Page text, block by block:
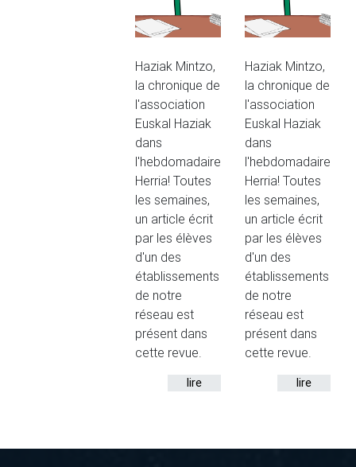
Haziak Mintzo,
la chronique de
l'association
Euskal Haziak
dans
l'hebdomadaire
Herria! Toutes
les semaines,
un article écrit
par les élèves
d'un des
établissements
de notre
réseau est
présent dans
cette revue.
lire
Haziak Mintzo,
la chronique de
l'association
Euskal Haziak
dans
l'hebdomadaire
Herria! Toutes
les semaines,
un article écrit
par les élèves
d'un des
établissements
de notre
réseau est
présent dans
cette revue.
lire